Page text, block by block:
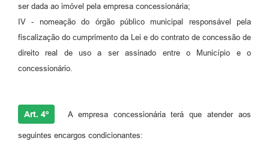
ser dada ao imóvel pela empresa concessionária;
IV - nomeação do órgão público municipal responsável pela
fiscalização do cumprimento da Lei e do contrato de concessão de
direito real de uso a ser assinado entre o Município e o
concessionário.
Art. 4º A empresa concessionária terá que atender aos
seguintes encargos condicionantes: